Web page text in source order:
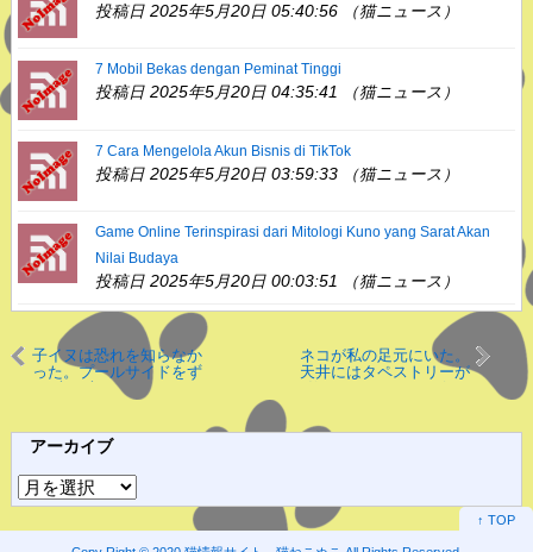
投稿日 2025年5月20日 05:40:56 （猫ニュース）
7 Mobil Bekas dengan Peminat Tinggi
投稿日 2025年5月20日 04:35:41 （猫ニュース）
7 Cara Mengelola Akun Bisnis di TikTok
投稿日 2025年5月20日 03:59:33 （猫ニュース）
Game Online Terinspirasi dari Mitologi Kuno yang Sarat Akan
Nilai Budaya
投稿日 2025年5月20日 00:03:51 （猫ニュース）
子イヌは恐れを知らなか
った。プールサイドをず
んずんずん♪ → こうなっ
ネコが私の足元にいた。
天井にはタペストリーが
アーカイブ
ア
ー
カ
↑ TOP